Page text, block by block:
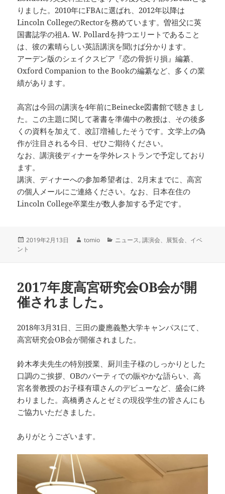
りました。2010年にFBAに選ばれ、2012年以降は
Lincoln CollegeのRectorを務めています。曽祖父に英
国書誌学の祖A. W. Pollardを持つエリートであること
は、彼の素晴らしい英語講演を聞けば分かります。
アーデン版のシェイクスピア『恋の骨折り損』編纂、
Oxford Companion to the Bookの編纂など、多くの業
績があります。
高宮は今回の講演を4年前にBeinecke図書館で聴きまし
た。この主題に関して著書を準備中の教授は、その後多
くの資料を加えて、改訂増補したそうです。文学上の偽
作が注目される今日、ぜひご期待ください。
なお、講演後ディナーを学外レストランで予定しており
ます。
講演、ディナーへの参加希望者は、2月末までに、高宮
の個人メールにご連絡ください。なお、日本在住の
Lincoln College卒業生が数人参加する予定です。
投
稿
2019年2月13日
作
tomio
カ
ニュース,講演会、展覧会、イベ
ント
2017年度高宮研究会OB会が開
催されました。
2018年3月31日、三田の慶應義塾大学キャンパスにて、
高宮研究会OB会が開催されました。
鈴木孝夫先生の特別授業、厨川圭子様のしっかりとした
口調のご挨拶、OBのパーティでの賑やかな語らい、高
宮名誉教授のお子様有環さんのデビューなど、盛会に終
わりました。高橋勇さんとゼミの現役学生の皆さんにも
ご協力いただきました。
ありがとうございます。